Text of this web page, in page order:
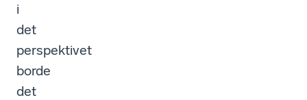
i
det
perspektivet
borde
det